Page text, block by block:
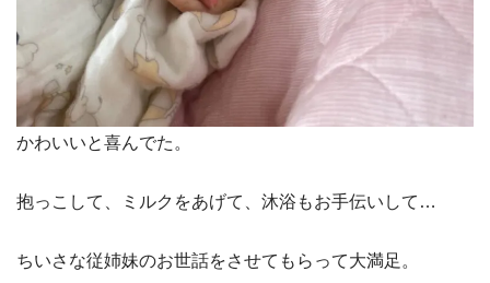
かわいいと喜んでた。
抱っこして、ミルクをあげて、沐浴もお手伝いして…
ちいさな従姉妹のお世話をさせてもらって大満足。